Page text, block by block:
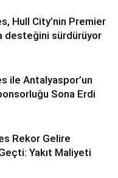
Hull City’nin Premier
desteğini sürdürüyor
ile Antalyaspor’un
Sona Erdi
Rekor Gelire
Yakıt Maliyeti